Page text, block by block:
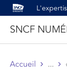
SNCF
Accueil ...